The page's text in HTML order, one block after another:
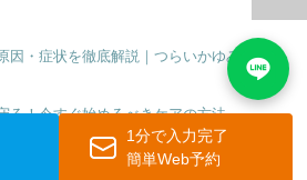
因・症状を徹底解説｜つらいかゆみを改善
る！今すぐ始めるべきケアの方法
日焼け止めの選び方と正しい使い方
全ガイド｜原因から正しいケア方法まで解
1分で入力完了
簡単Web予約